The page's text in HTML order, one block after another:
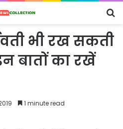
भी रख सकती
बातों का रखें
1 minute read